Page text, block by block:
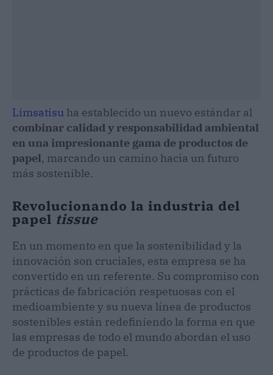
Limsatisu ha establecido un nuevo estándar al
combinar calidad y responsabilidad ambiental
en una impresionante gama de productos de
papel, marcando un camino hacia un futuro
más sostenible.
Revolucionando la industria del
papel tissue
En un momento en que la sostenibilidad y la
innovación son cruciales, esta empresa se ha
convertido en un referente. Su compromiso con
prácticas de fabricación respetuosas con el
medioambiente y su nueva línea de productos
sostenibles están redefiniendo la forma en que
las empresas de todo el mundo abordan el uso
de productos de papel.